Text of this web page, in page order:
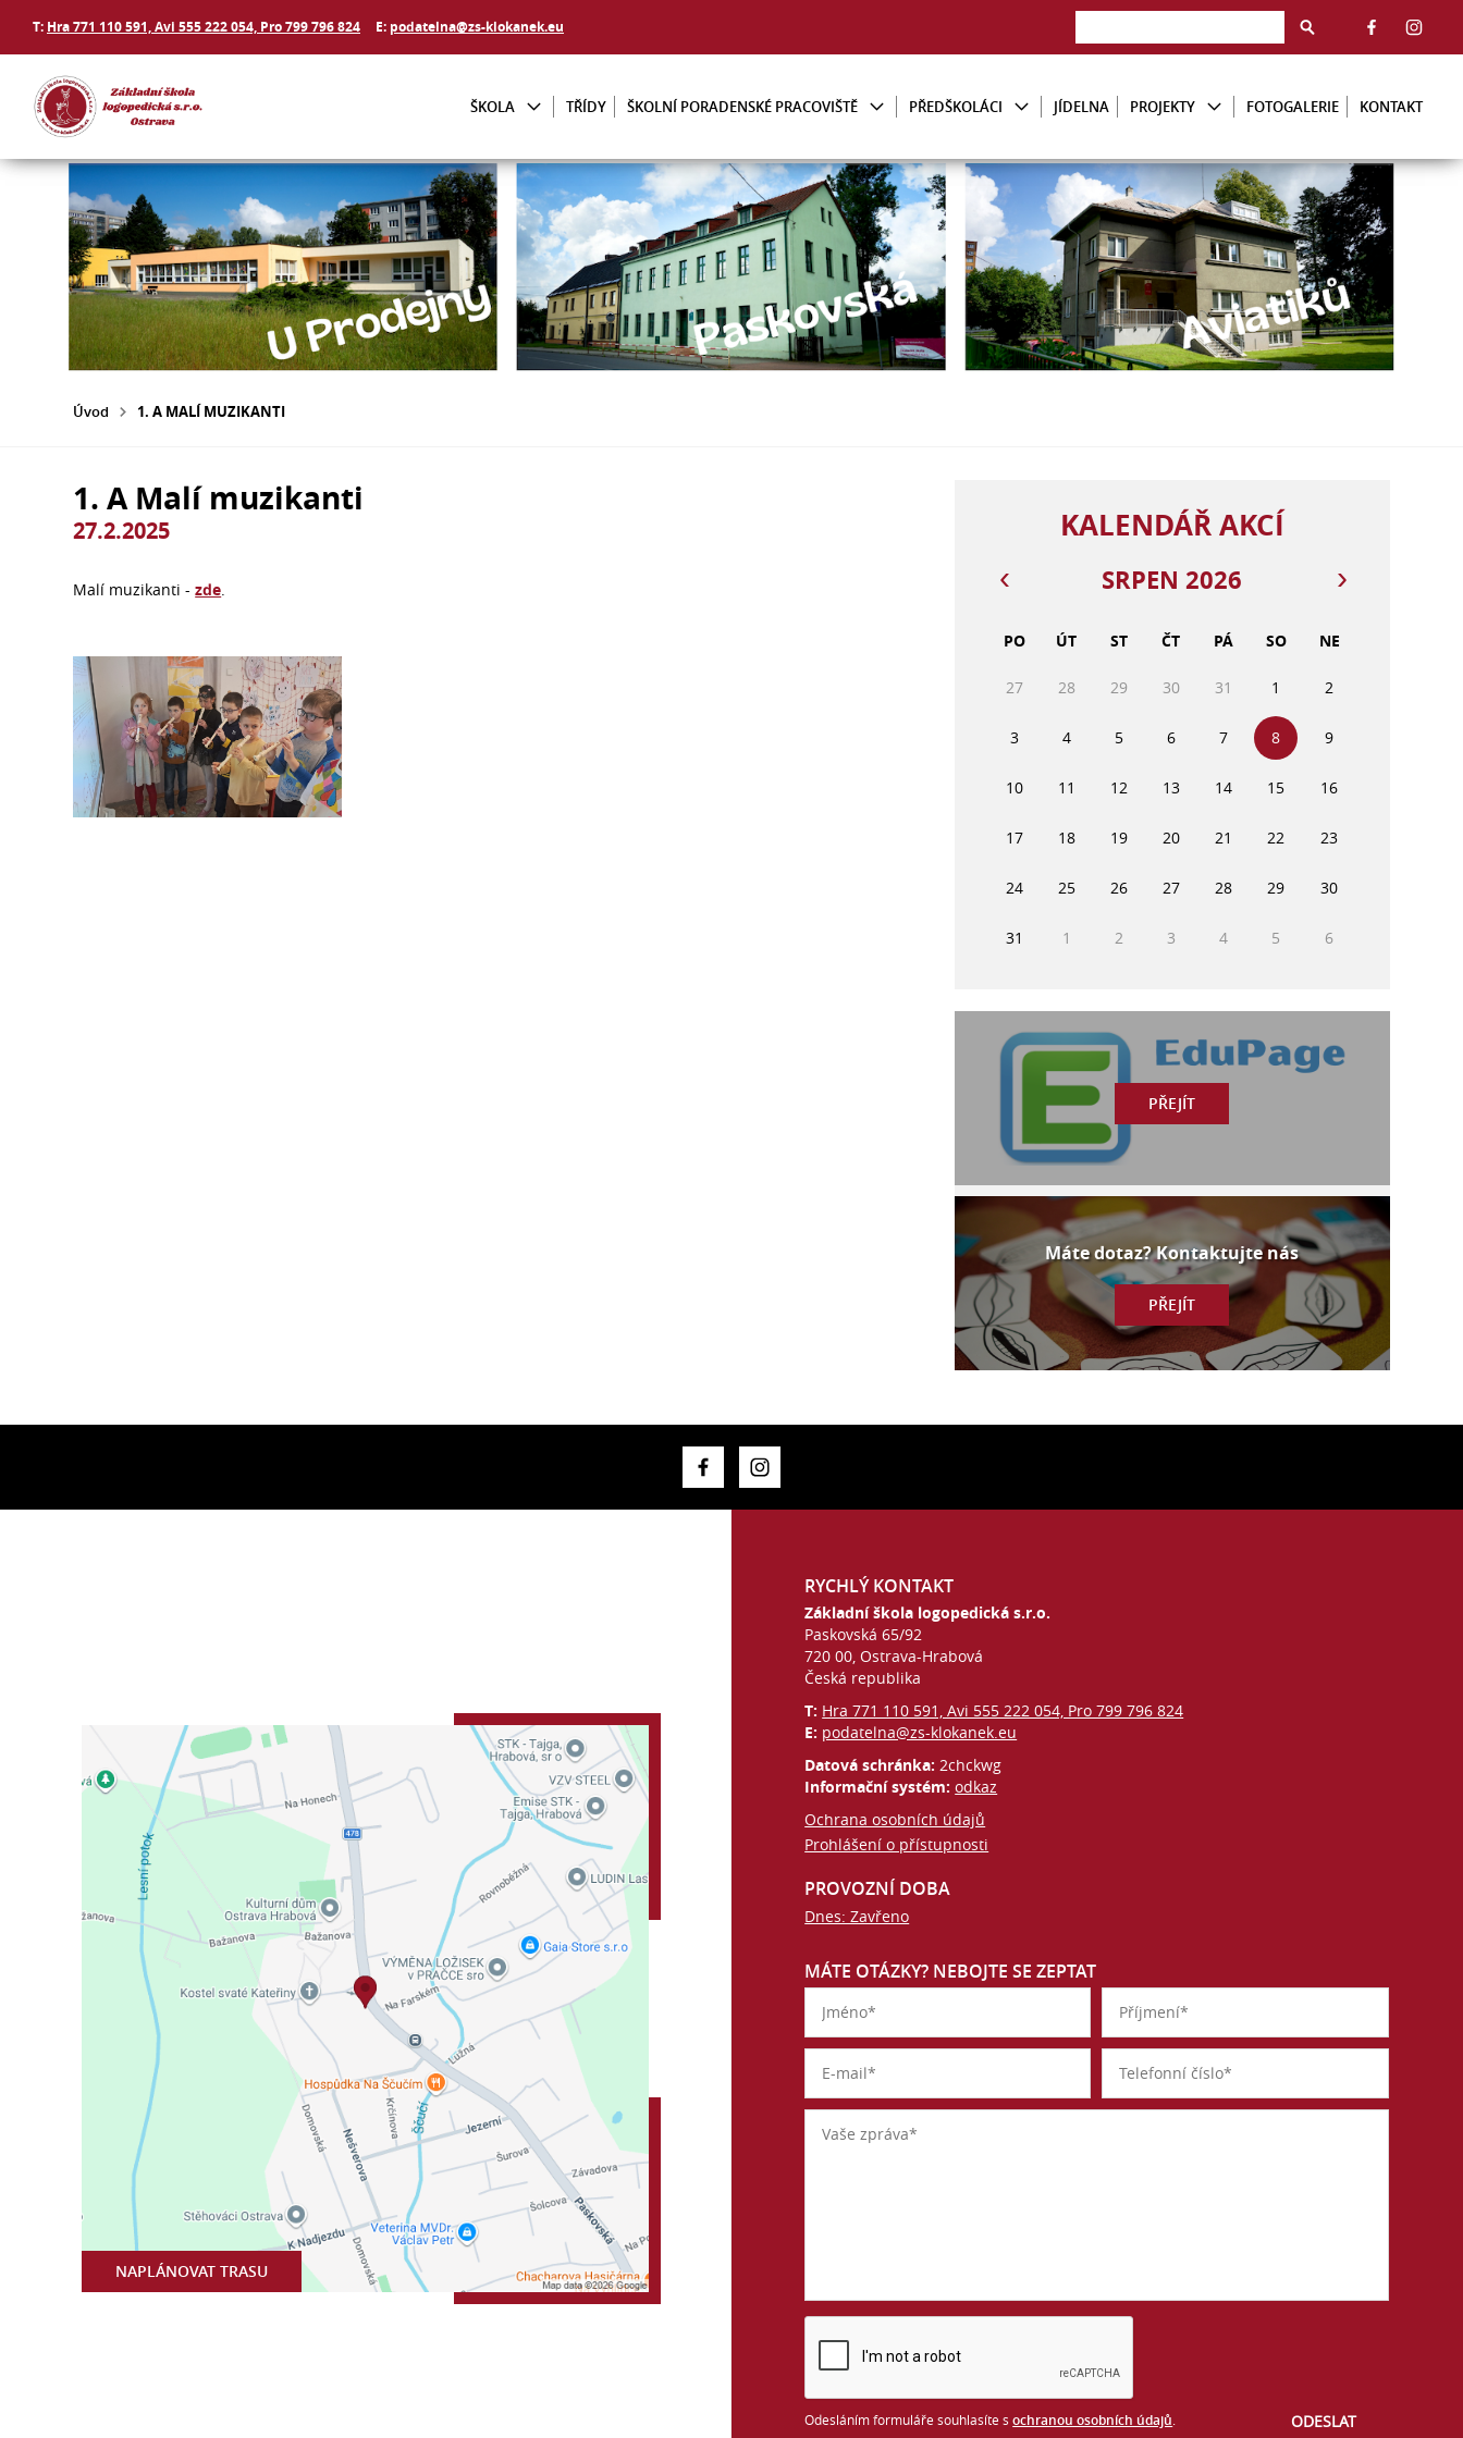
T: Hra 771 110 591, Avi 555 222 054, Pro 799 796 824 E: podatelna@zs-klokanek.eu
ŠKOLA TŘÍDY ŠKOLNÍ PORADENSKÉ PRACOVIŠTĚ PŘEDŠKOLÁCI JÍDELNA PROJEKTY FOTOGALERIE KONTAKT
Úvod 1. A MALÍ MUZIKANTI
1. A Malí muzikanti
27.2.2025
Malí muzikanti -zde.
KALENDÁŘ AKCÍ
SRPEN 2026
PO ÚT ST ČT PÁ SO NE
27 28 29 30 31 1 2
3 4 5 6 7 8 9
10 11 12 13 14 15 16
17 18 19 20 21 22 23
24 25 26 27 28 29 30
31 1 2 3 4 5 6
PŘEJÍT
Máte dotaz? Kontaktujte nás
PŘEJÍT
NAPLÁNOVAT TRASU
RYCHLÝ KONTAKT
Základní škola logopedická s.r.o.
Paskovská 65/92
720 00, Ostrava-Hrabová
Česká republika
T: Hra 771 110 591, Avi 555 222 054, Pro 799 796 824
E: podatelna@zs-klokanek.eu
Datová schránka:2chckwg
Informační systém:odkaz
Ochrana osobních údajů
Prohlášení o přístupnosti
PROVOZNÍ DOBA
Dnes: Zavřeno
MÁTE OTÁZKY? NEBOJTE SE ZEPTAT
Odesláním formuláře souhlasíte sochranou osobních údajů.